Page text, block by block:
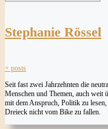
Stephanie Rössel
+ posts
Seit fast zwei Jahrzehnten die
Menschen und Themen, auch weit
mit dem Anspruch, Politik zu
Dreieck nicht vom Bike zu fallen.